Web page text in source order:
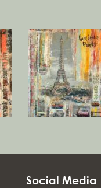
Social Media